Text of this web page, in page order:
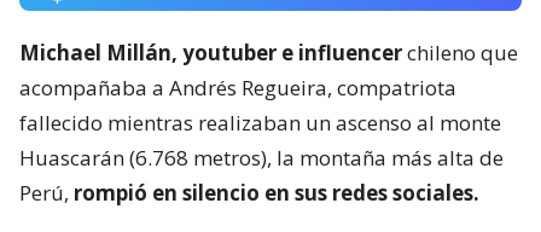
Michael Millán, youtuber e influencerchileno que
acompañaba a Andrés Regueira, compatriota
fallecido mientras realizaban un ascenso al monte
Huascarán (6.768 metros), la montaña más alta de
Perú, rompió en silencio en sus redes sociales.